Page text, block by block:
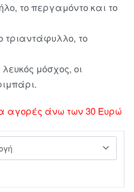
το περγαμόντο και το
τριαντάφυλλο, το
μόσχος, οι
αγορές άνω των 30 Ευρώ